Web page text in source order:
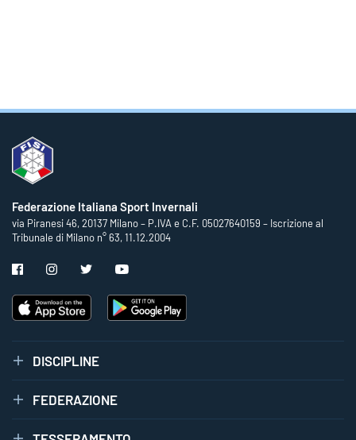
Federazione Italiana Sport Invernali
via Piranesi 46, 20137 Milano – P.IVA e C.F. 05027640159 – Iscrizione al
Tribunale di Milano n° 63, 11.12.2004
DISCIPLINE
FEDERAZIONE